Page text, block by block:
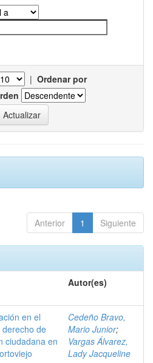
| Ordenar por
Anterior 1 Siguiente
Autor(es)
en el
de
ciudadana en
Cedeño Bravo,
Mario Junior;
Vargas Álvarez,
Lady Jacqueline